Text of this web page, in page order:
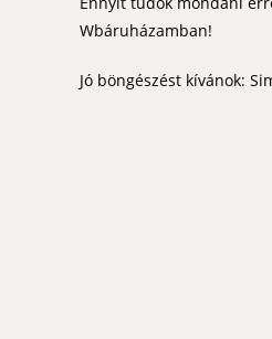
Wbáruházamban!
Jó böngészést kívánok: